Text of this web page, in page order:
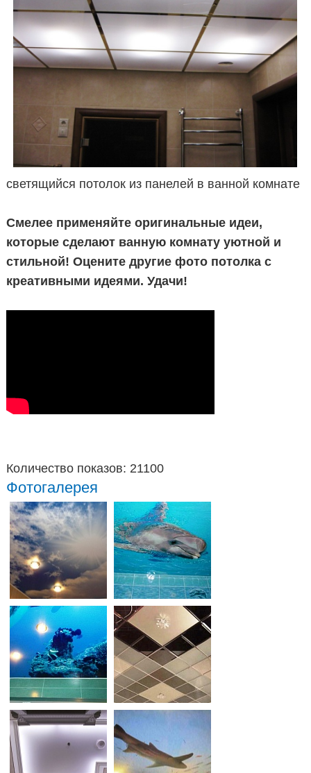
светящийся потолок из панелей в ванной комнате
Смелее применяйте оригинальные идеи,
которые сделают ванную комнату уютной и
стильной! Оцените другие фото потолка с
креативными идеями. Удачи!
Количество показов: 21100
Фотогалерея